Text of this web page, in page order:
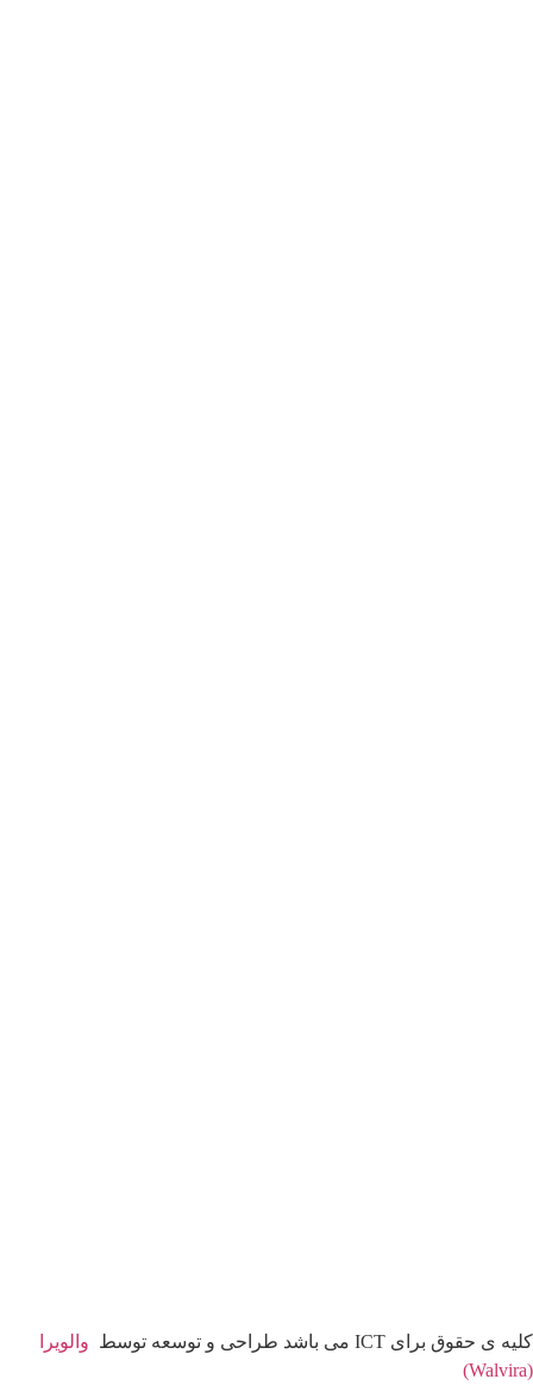
کلیه ی حقوق برای ICT می باشد طراحی و توسعه توسط
والویرا
(Walvira)